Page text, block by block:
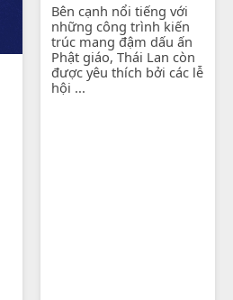
Bên cạnh nổi tiếng với
những công trình kiến
trúc mang đậm dấu ấn
Phật giáo, Thái Lan còn
được yêu thích bởi các lễ
hội ...